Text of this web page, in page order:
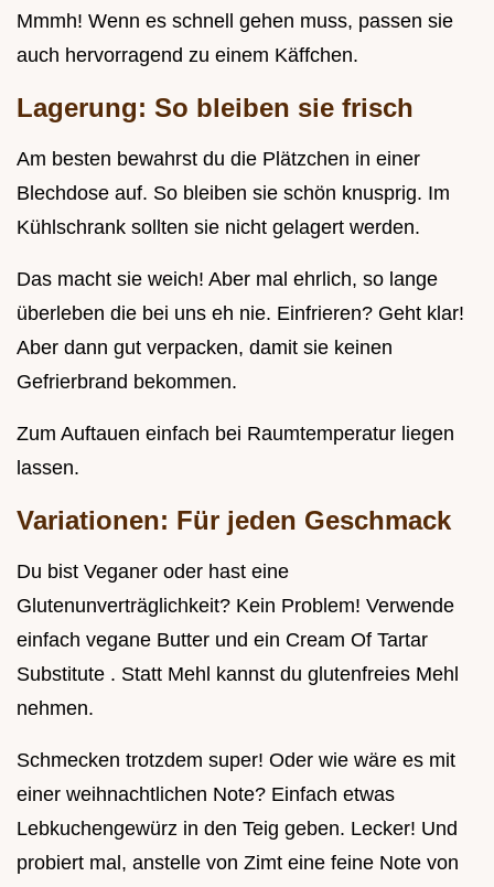
Mmmh! Wenn es schnell gehen muss, passen sie
auch hervorragend zu einem Käffchen.
Lagerung: So bleiben sie frisch
Am besten bewahrst du die Plätzchen in einer
Blechdose auf. So bleiben sie schön knusprig. Im
Kühlschrank sollten sie nicht gelagert werden.
Das macht sie weich! Aber mal ehrlich, so lange
überleben die bei uns eh nie. Einfrieren? Geht klar!
Aber dann gut verpacken, damit sie keinen
Gefrierbrand bekommen.
Zum Auftauen einfach bei Raumtemperatur liegen
lassen.
Variationen: Für jeden Geschmack
Du bist Veganer oder hast eine
Glutenunverträglichkeit? Kein Problem! Verwende
einfach vegane Butter und ein Cream Of Tartar
Substitute . Statt Mehl kannst du glutenfreies Mehl
nehmen.
Schmecken trotzdem super! Oder wie wäre es mit
einer weihnachtlichen Note? Einfach etwas
Lebkuchengewürz in den Teig geben. Lecker! Und
probiert mal, anstelle von Zimt eine feine Note von